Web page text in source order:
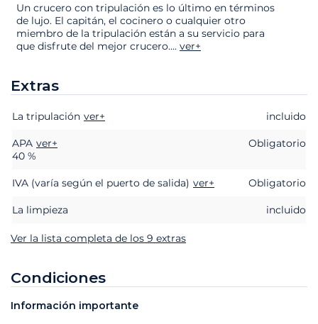
Un crucero con tripulación es lo último en términos
de lujo. El capitán, el cocinero o cualquier otro
miembro de la tripulación están a su servicio para
que disfrute del mejor crucero.... ver+
Extras
Extras Estado Precio
La tripulación ver+ incluido
APA ver+
Obligatorio
40 %
IVA (varía según el puerto de salida) ver+ Obligatorio
La limpieza incluido
Ver la lista completa de los 9 extras
Condiciones
Información importante